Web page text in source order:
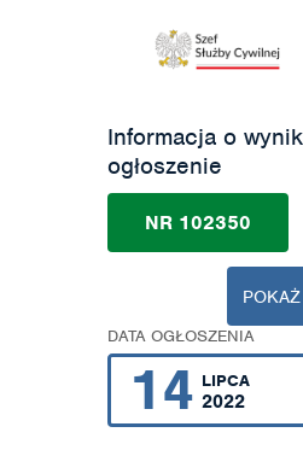
Informacja o
ogłoszenie
NR 102350
DATA OGŁOSZENIA
14 LIPCA
2022